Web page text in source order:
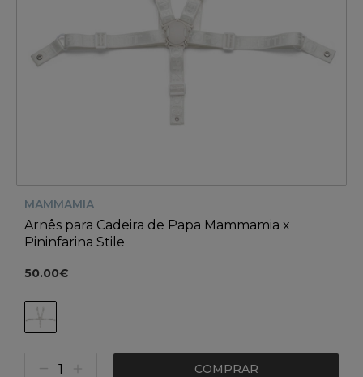
MAMMAMIA
Arnês para Cadeira de Papa Mammamia x
Pininfarina Stile
50.00€
COMPRAR